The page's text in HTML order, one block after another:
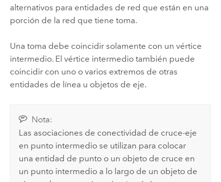
alternativos para entidades de red que están en una
porción de la red que tiene toma.
Una toma debe coincidir solamente con un vértice
intermedio. El vértice intermedio también puede
coincidir con uno o varios extremos de otras
entidades de línea u objetos de eje.
Nota:
Las asociaciones de conectividad de cruce-eje
en punto intermedio se utilizan para colocar
una entidad de punto o un objeto de cruce en
un punto intermedio a lo largo de un objeto de